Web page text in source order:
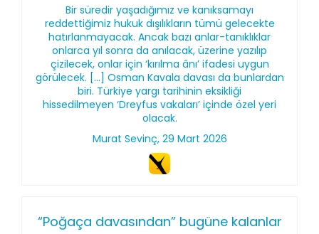
Bir süredir yaşadığımız ve kanıksamayı
reddettiğimiz hukuk dışılıkların tümü gelecekte
hatırlanmayacak. Ancak bazı anlar-tanıklıklar
onlarca yıl sonra da anılacak, üzerine yazılıp
çizilecek, onlar için ‘kırılma ânı’ ifadesi uygun
görülecek. [...] Osman Kavala davası da bunlardan
biri. Türkiye yargı tarihinin eksikliği
hissedilmeyen ‘Dreyfus vakaları’ içinde özel yeri
olacak.
Murat Sevinç, 29 Mart 2026
“Poğaça davasından” bugüne kalanlar